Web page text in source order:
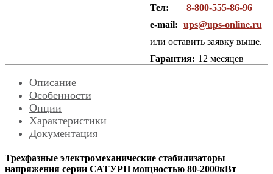
Тел:
8-800-555-86-96
e-mail: ups@ups-online.ru
или оставить заявку выше.
Гарантия: 12 месяцев
Описание
Особенности
Опции
Характеристики
Документация
Трехфазные электромеханические стабилизаторы
напряжения серии САТУРН мощностью 80-2000кВт